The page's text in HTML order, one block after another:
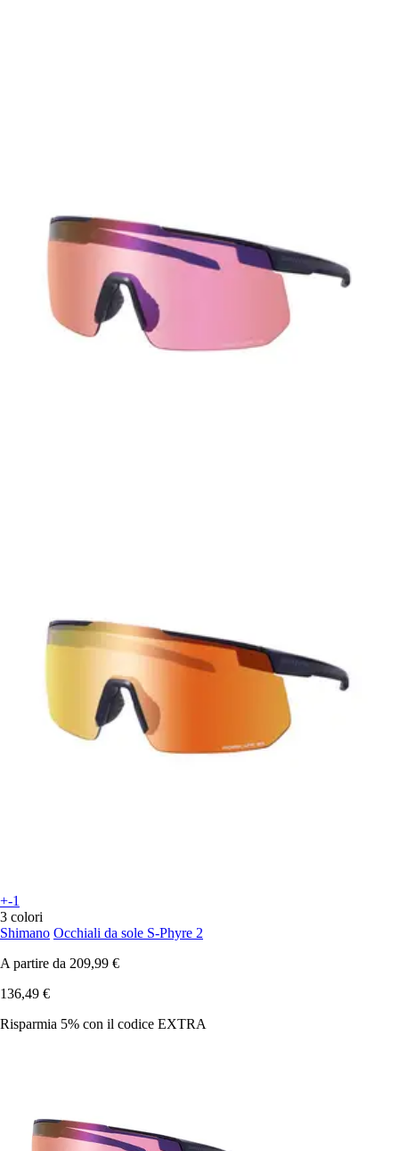
+-1
3 colori
Shimano Occhiali da sole S-Phyre 2
A partire da 209,99 €
136,49 €
Risparmia 5% con il codice EXTRA